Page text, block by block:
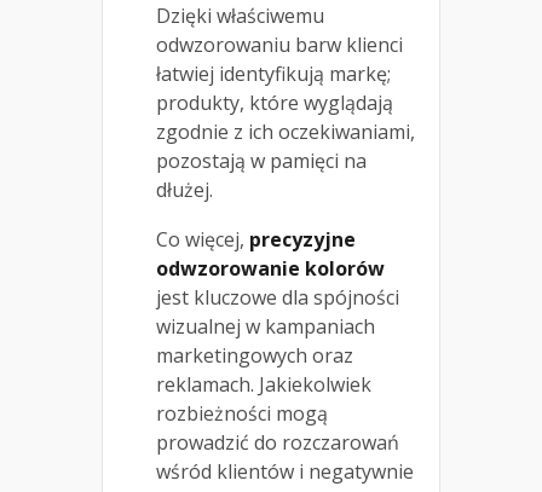
Dzięki właściwemu
odwzorowaniu barw klienci
łatwiej identyfikują markę;
produkty, które wyglądają
zgodnie z ich oczekiwaniami,
pozostają w pamięci na
dłużej.
Co więcej, precyzyjne
odwzorowanie kolorów
jest kluczowe dla spójności
wizualnej w kampaniach
marketingowych oraz
reklamach. Jakiekolwiek
rozbieżności mogą
prowadzić do rozczarowań
wśród klientów i negatywnie